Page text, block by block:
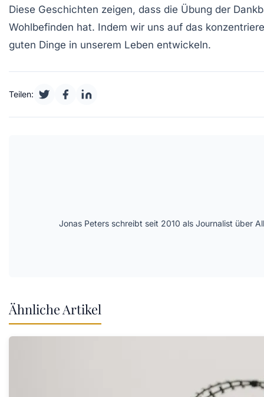
Diese Geschichten zeigen, dass die Übung der
Wohlbefinden hat. Indem wir uns auf das
guten Dinge in unserem Leben entwickeln.
Teilen:
Jonas Peters schreibt seit 2010 als Journalist über
Ähnliche Artikel